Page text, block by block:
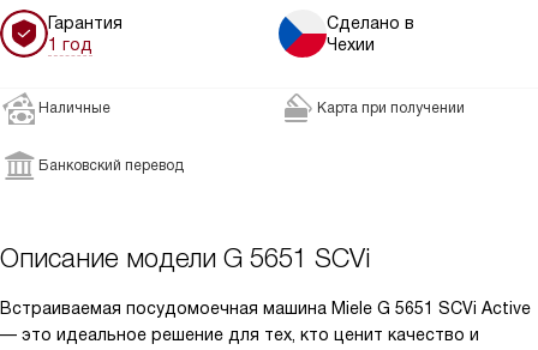
Гарантия
1 год
Сделано в
Чехии
Наличные Карта при получении
Банковский перевод
Описание модели G 5651 SCVi
Встраиваемая посудомоечная машина Miele G 5651 SCVi Active
— это идеальное решение для тех, кто ценит качество и